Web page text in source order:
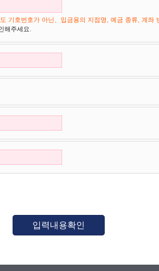
기호번호가 아닌、입금용의 지점명, 예금 종류, 계좌
해주세요.
입력내용확인